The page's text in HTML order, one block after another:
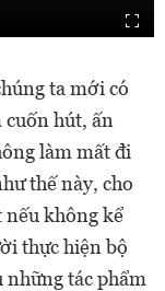
ta mới có
hút, ấn
làm mất đi
thế này, cho
nếu không kể
thực hiện bộ
tác phẩm